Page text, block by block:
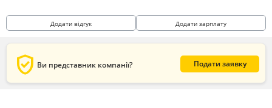
Додати відгук Додати зарплату
verified_user Ви представник компанії? Подати заявку